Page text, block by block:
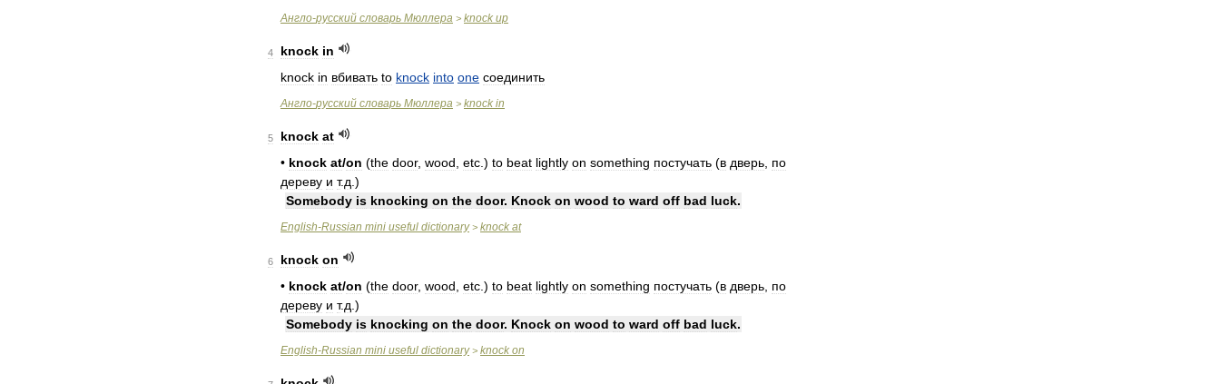
Англо-русский словарь Мюллера > knock up
4 knock in
knock in вбивать to knock into one соединить
Англо-русский словарь Мюллера > knock in
5 knock at
• knock at/on (the door, wood etc .) to beat lightly on something постучать (в дверь по
дереву и т.д .)
Somebody is knocking on the door. Knock on wood to ward off bad luck.
English-Russian mini useful dictionary> knock at
6 knock on
• knock at/on (the door, wood etc .) to beat lightly on something постучать (в дверь по
дереву и т.д .)
Somebody is knocking on the door. Knock on wood to ward off bad luck.
English-Russian mini useful dictionary> knock on